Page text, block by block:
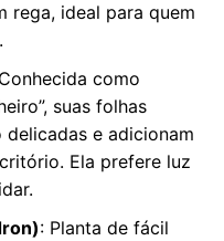
rega, ideal para quem
como
suas folhas
delicadas e adicionam
Ela prefere luz
: Planta de fácil